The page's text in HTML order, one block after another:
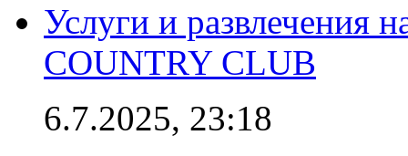
Услуги и развлечения
COUNTRY CLUB
6.7.2025, 23:18